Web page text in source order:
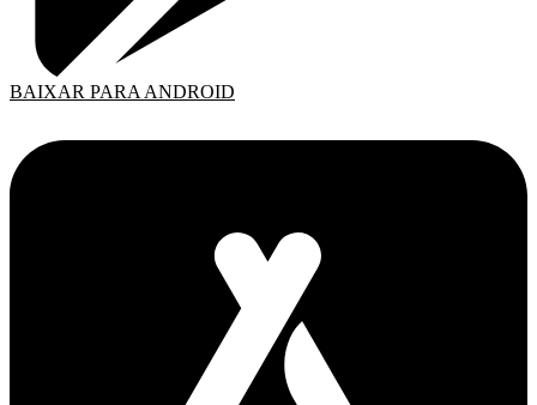
BAIXAR PARA ANDROID